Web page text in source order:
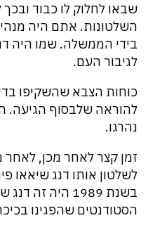
שבאו לחלוק לו כבוד
השלטונות. אתם היה
בידי הממשלה. שמו היה
לגיבור העם.
כוחות הצבא שהשקיפו
להוראה שלבסוף הגיעה.
נהרגו.
זמן קצר לאחר מכן, לאחר
בשנת 1989 היה
הסטודנטים שהפגינו